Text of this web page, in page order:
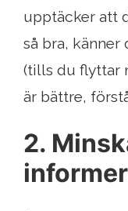
upptäcker att
så bra,
(tills du flyttar
är bättre,
2.